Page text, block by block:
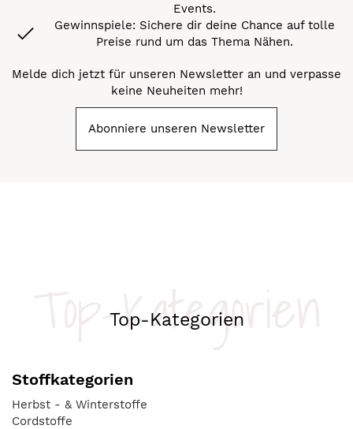
Events.
Gewinnspiele: Sichere dir deine Chance auf tolle
Preise rund um das Thema Nähen.
Melde dich jetzt für unseren Newsletter an und verpasse
keine Neuheiten mehr!
Abonniere unseren Newsletter
Top-Kategorien
Top-Kategorien
Stoffkategorien
Herbst - & Winterstoffe
Cordstoffe